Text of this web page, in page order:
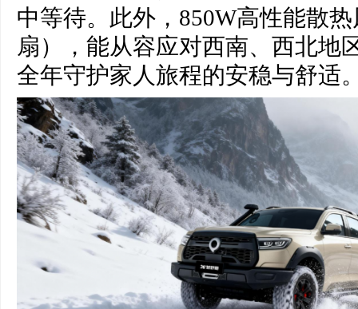
中等待。此外，850W高性能散
扇），能从容应对西南、西北地
全年守护家人旅程的安稳与舒适